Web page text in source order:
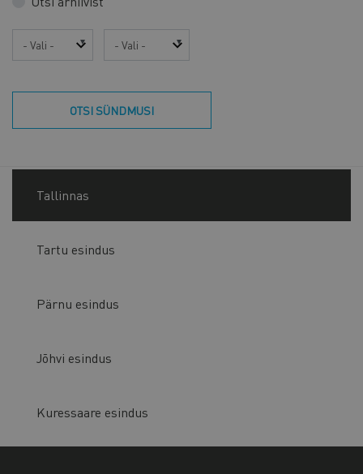
Aasta Kuu
OTSI SÜNDMUSI
Tallinnas
Tartu esindus
Pärnu esindus
Jõhvi esindus
Kuressaare esindus